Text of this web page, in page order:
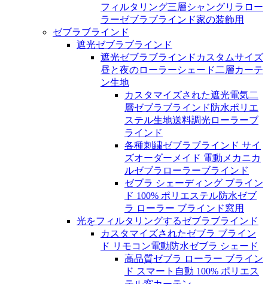
フィルタリング三層シャングリラロー
ラーゼブラブラインド家の装飾用
ゼブラブラインド
遮光ゼブラブラインド
遮光ゼブラブラインドカスタムサイズ
昼と夜のローラーシェード二層カーテ
ン生地
カスタマイズされた遮光電気二
層ゼブラブラインド防水ポリエ
ステル生地送料調光ローラーブ
ラインド
各種刺繍ゼブラブラインド サイ
ズオーダーメイド 電動メカニカ
ルゼブラローラーブラインド
ゼブラ シェーディング ブライン
ド 100% ポリエステル防水ゼブ
ラ ローラー ブラインド窓用
光をフィルタリングするゼブラブラインド
カスタマイズされたゼブラ ブライン
ド リモコン電動防水ゼブラ シェード
高品質ゼブラ ローラー ブライン
ド スマート自動 100% ポリエス